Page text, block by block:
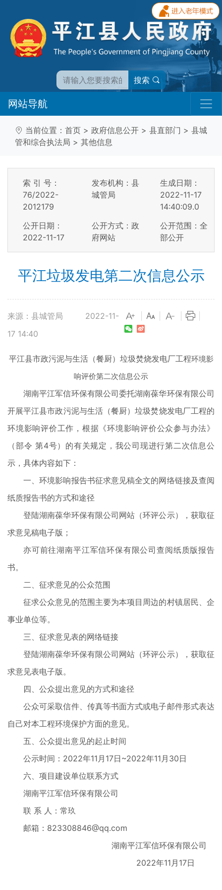
搜索
网站导航
当前位置： 首页 > 政府信息公开 > 县直部门 > 县城
管和综合执法局 > 其他信息
索 引 号：
76/2022-
2012179
发布机构：县
城管局
生成日期：
2022-11-17
14:40:09.0
公开日期：
2022-11-17
公开方式：政
府网站
公开范围：全
部公开
平江垃圾发电第二次信息公示
来源：县城管局
2022-11-
17 14:40
平江县市政污泥与生活（餐厨）垃圾焚烧发电厂工程环境影
响评价第二次信息公示
湖南平江军信环保有限公司委托湖南葆华环保有限公司
开展平江县市政污泥与生活（餐厨）垃圾焚烧发电厂工程的
环境影响评价工作，根据《环境影响评价公众参与办法》
（部令 第4号）的有关规定，我公司现进行第二次信息公
示，具体内容如下：
一、环境影响报告书征求意见稿全文的网络链接及查阅
纸质报告书的方式和途径
登陆湖南葆华环保有限公司网站（环评公示），获取征
求意见稿电子版；
亦可前往湖南平江军信环保有限公司查阅纸质版报告
书。
二、征求意见的公众范围
征求公众意见的范围主要为本项目周边的村镇居民、企
事业单位等。
三、征求意见表的网络链接
登陆湖南葆华环保有限公司网站（环评公示），获取征
求意见表电子版。
四、公众提出意见的方式和途径
公众可采取信件、传真等书面方式或电子邮件形式表达
自己对本工程环境保护方面的意见。
五、公众提出意见的起止时间
公示时间：2022年11月17日~2022年11月30日
六、项目建设单位联系方式
湖南平江军信环保有限公司
联 系 人：常玖
邮箱：823308846@qq.com
湖南平江军信环保有限公司
2022年11月17日